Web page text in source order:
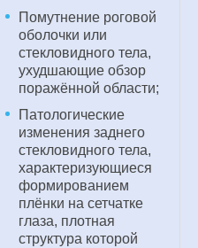
Помутнение роговой
оболочки или
стекловидного тела,
ухудшающие обзор
поражённой области;
Патологические
изменения заднего
стекловидного тела,
характеризующиеся
формированием
плёнки на сетчатке
глаза, плотная
структура которой